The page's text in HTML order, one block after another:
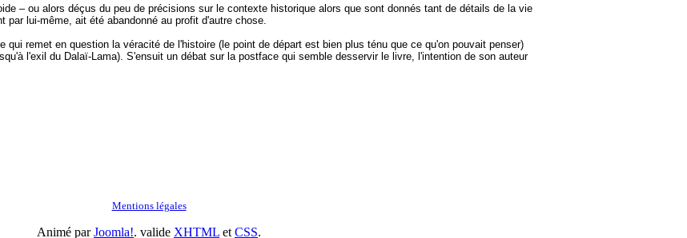
– ou alors déçus du peu de précisions sur le contexte historique alors que sont donnés tant de détails de la vie
lui-même, ait été abandonné au profit d'autre chose.
remet en question la véracité de l'histoire (le point de départ est bien plus ténu que ce qu'on pouvait penser)
l'exil du Dalaï-Lama). S'ensuit un débat sur la postface qui semble desservir le livre, l'intention de son auteur
Mentions légales
Animé parJoomla!. valide XHTML et CSS.